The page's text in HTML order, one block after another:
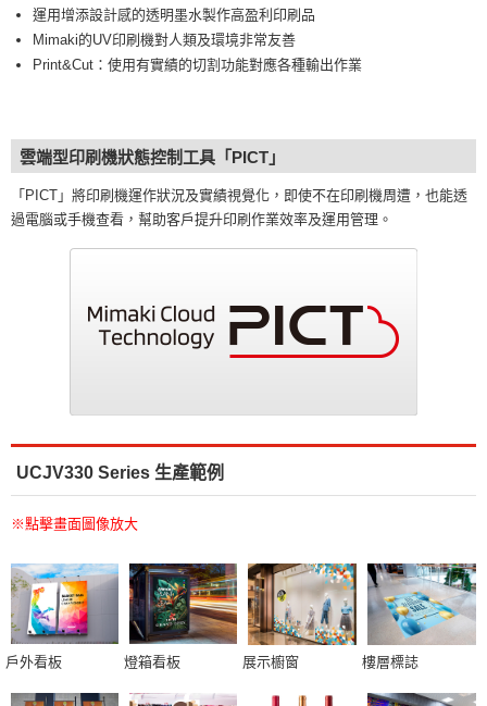
運用增添設計感的透明墨水製作高盈利印刷品
Mimaki的UV印刷機對人類及環境非常友善
Print&Cut：使用有實績的切割功能對應各種輸出作業
雲端型印刷機狀態控制工具「PICT」
「PICT」將印刷機運作狀況及實績視覺化，即使不在印刷機周遭，也能透
過電腦或手機查看，幫助客戶提升印刷作業效率及運用管理。
UCJV330 Series 生產範例
※點擊畫面圖像放大
戶外看板 燈箱看板 展示櫥窗 樓層標誌